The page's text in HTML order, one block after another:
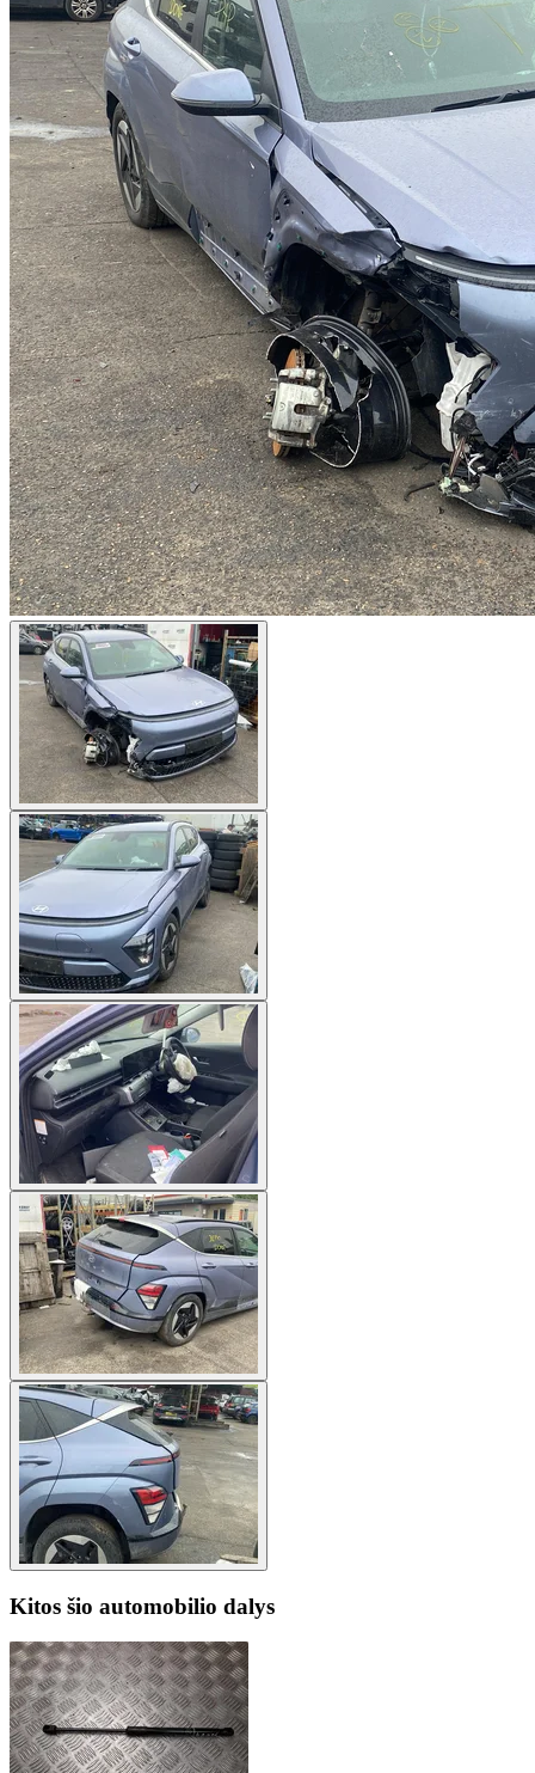
Kitos šio automobilio dalys